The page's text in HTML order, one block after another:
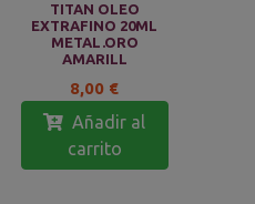
TITAN OLEO
EXTRAFINO 20ML
METAL.ORO
AMARILL
8,00 €
Añadir al
carrito